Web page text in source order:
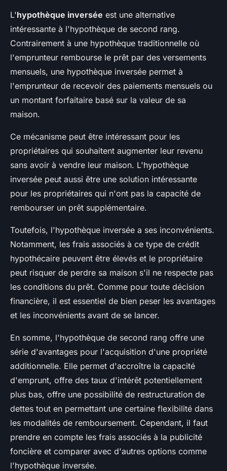
L'hypothèque inversée est une alternative
intéressante à l'hypothèque de second rang.
Contrairement à une hypothèque traditionnelle où
l'emprunteur rembourse le prêt par des versements
mensuels, une hypothèque inversée permet à
l'emprunteur de recevoir des paiements mensuels ou
un montant forfaitaire basé sur la valeur de sa
maison.
Ce mécanisme peut être intéressant pour les
propriétaires qui souhaitent augmenter leur revenu
sans avoir à vendre leur maison. L'hypothèque
inversée peut aussi être une solution intéressante
pour les propriétaires qui n'ont pas la capacité de
rembourser un prêt supplémentaire.
Toutefois, l'hypothèque inversée a ses inconvénients.
Notamment, les frais associés à ce type de crédit
hypothécaire peuvent être élevés et le propriétaire
peut risquer de perdre sa maison s'il ne respecte pas
les conditions du prêt. Comme pour toute décision
financière, il est essentiel de bien peser les avantages
et les inconvénients avant de se lancer.
En somme, l'hypothèque de second rang offre une
série d'avantages pour l'acquisition d'une propriété
additionnelle. Elle permet d'accroître la capacité
d'emprunt, offre des taux d'intérêt potentiellement
plus bas, offre une possibilité de restructuration de
dettes tout en permettant une certaine flexibilité dans
les modalités de remboursement. Cependant, il faut
prendre en compte les frais associés à la publicité
foncière et comparer avec d'autres options comme
l'hypothèque inversée.